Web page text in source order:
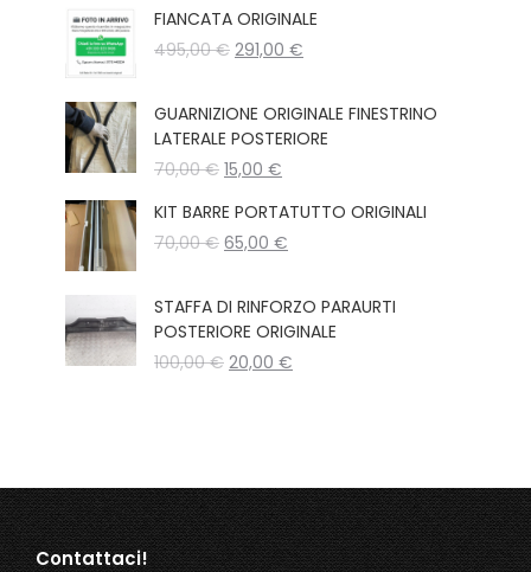
originale
era:
attuale
è:
FIANCATA ORIGINALE
495,00€ Il
era:
495,00 €.
291,00 €
è:
291,00 €.
GUARNIZIONE ORIGINALE FINESTRINO
LATERALE POSTERIORE
70,00€ Il
originale
era:
15,00 €
attuale
è:
KIT BARRE PORTATUTTO ORIGINALI
70,00€ Il
era:
70,00 €.
65,00 €
è:
65,00 €.
STAFFA DI RINFORZO PARAURTI
POSTERIORE ORIGINALE
100,00€ Il
20,00 €
Contattaci!